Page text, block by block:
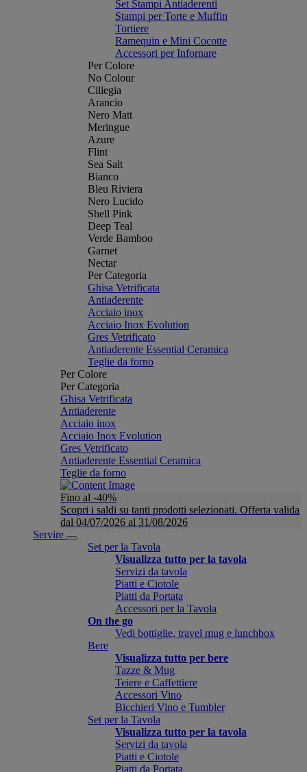
Set Stampi Antiaderenti
Stampi per Torte e Muffin
Tortiere
Ramequin e Mini Cocotte
Accessori per Infornare
Per Colore
No Colour
Ciliegia
Arancio
Nero Matt
Meringue
Azure
Flint
Sea Salt
Bianco
Bleu Riviera
Nero Lucido
Shell Pink
Deep Teal
Verde Bamboo
Garnet
Nectar
Per Categoria
Ghisa Vetrificata
Antiaderente
Acciaio inox
Acciaio Inox Evolution
Gres Vetrificato
Antiaderente Essential Ceramica
Teglie da forno
Per Colore
Per Categoria
Ghisa Vetrificata
Antiaderente
Acciaio inox
Acciaio Inox Evolution
Gres Vetrificato
Antiaderente Essential Ceramica
Teglie da forno
Fino al -40%
Scopri i saldi su tanti prodotti selezionati. Offerta valida
dal 04/07/2026 al 31/08/2026
Servire
Set per la Tavola
Visualizza tutto per la tavola
Servizi da tavola
Piatti e Ciotole
Piatti da Portata
Accessori per la Tavola
On the go
Vedi bottiglie, travel mug e lunchbox
Bere
Visualizza tutto per bere
Tazze & Mug
Teiere e Caffettiere
Accessori Vino
Bicchieri Vino e Tumbler
Set per la Tavola
Visualizza tutto per la tavola
Servizi da tavola
Piatti e Ciotole
Piatti da Portata